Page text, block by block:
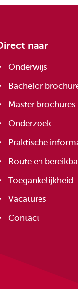
naar
Onderwijs
Bachelor
Master brochures
Onderzoek
Praktische
Route en
Toegankelijkheid
Vacatures
Contact